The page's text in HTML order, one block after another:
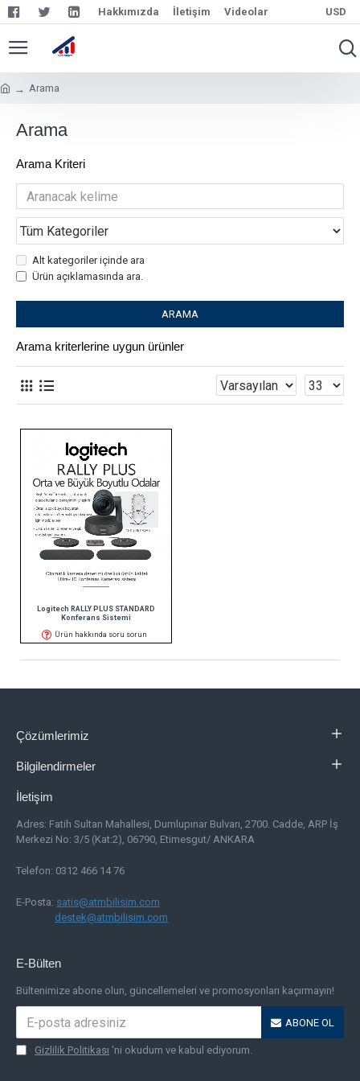
Hakkımızda İletişim Videolar USD
Arama
Arama
Arama Kriteri
Alt kategoriler içinde ara
Ürün açıklamasında ara.
ARAMA
Arama kriterlerine uygun ürünler
Logitech RALLY PLUS STANDARD
Konferans Sistemi
Ürün hakkında soru sorun
Çözümlerimiz
Bilgilendirmeler
İletişim
Adres: Fatih Sultan Mahallesi, Dumlupınar Bulvarı, 2700. Cadde, ARP İş
Merkezi No: 3/5 (Kat:2), 06790, Etimesgut/ ANKARA
Telefon: 0312 466 14 76
E-Posta: satis@atmbilisim.com
destek@atmbilisim.com
E-Bülten
Bültenimize abone olun, güncellemeleri ve promosyonları kaçırmayın!
ABONE OL
Gizlilik Politikası 'ni okudum ve kabul ediyorum.